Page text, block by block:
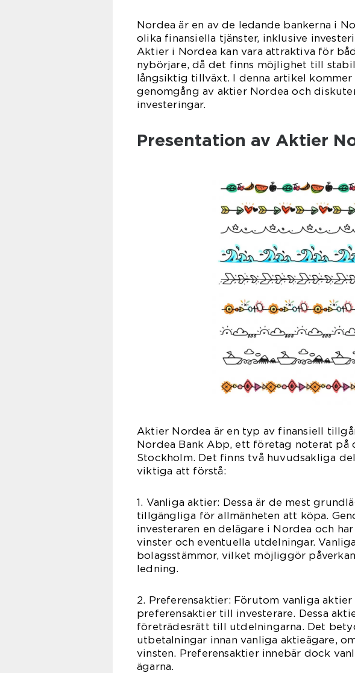
Nordea är en av de ledande bankerna i
olika finansiella tjänster, inklusive
Aktier i Nordea kan vara attraktiva för
nybörjare, då det finns möjlighet till
långsiktig tillväxt. I denna artikel
genomgång av aktier Nordea och
investeringar.
Presentation av Aktier
Aktier Nordea är en typ av finansiell
Nordea Bank Abp, ett företag noterat på
Stockholm. Det finns två huvudsakliga
viktiga att förstå:
1. Vanliga aktier: Dessa är de mest
tillgängliga för allmänheten att köpa.
investeraren en delägare i Nordea och
vinster och eventuella utdelningar.
bolagsstämmor, vilket möjliggör
ledning.
2. Preferensaktier: Förutom vanliga
preferensaktier till investerare. Dessa
företrädesrätt till utdelningarna. Det
utbetalningar innan vanliga aktieägare,
vinsten. Preferensaktier innebär dock
ägarna.